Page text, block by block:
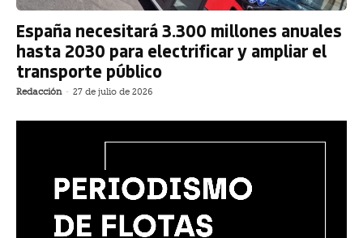
España necesitará 3.300 millones anuales
hasta 2030 para electrificar y ampliar el
transporte público
Redacción - 27 de julio de 2026